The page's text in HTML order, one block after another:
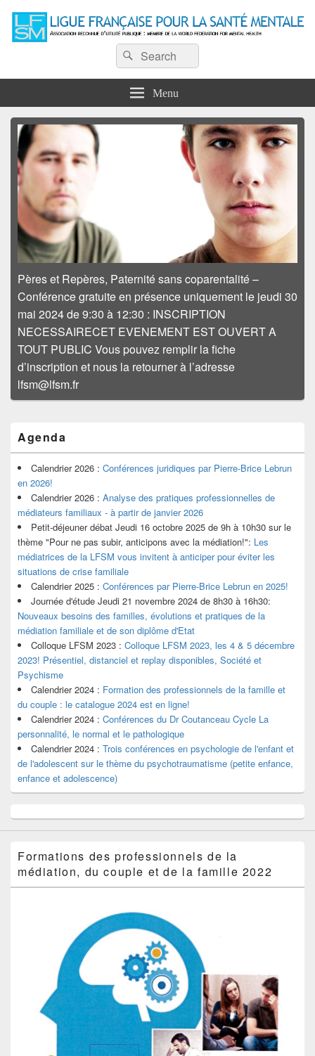
Ligue Française pour la Santé
Mentale
Association reconnue d'utilité publique : Membre de la World Federation for
Mental Health
Recherche :
Rechercher
Menu
Pères et Repères, Paternité sans coparentalité –
Conférence gratuite en présence uniquement le jeudi 30
mai 2024 de 9:30 à 12:30 : INSCRIPTION
NECESSAIRECET EVENEMENT EST OUVERT A
TOUT PUBLIC Vous pouvez remplir la fiche
d’inscription et nous la retourner à l’adresse
lfsm@lfsm.fr
principale
de
widget
pour
latérale
Agenda
Calendrier 2026 : Conférences juridiques par Pierre-Brice Lebrun
en 2026!
Calendrier 2026 : Analyse des pratiques professionnelles de
médiateurs familiaux - à partir de janvier 2026
Petit-déjeuner débat Jeudi 16 octobre 2025 de 9h à 10h30 sur le
thème "Pour ne pas subir, anticipons avec la médiation!": Les
médiatrices de la LFSM vous invitent à anticiper pour éviter les
situations de crise familiale
Calendrier 2025 : Conférences par Pierre-Brice Lebrun en 2025!
Journée d'étude Jeudi 21 novembre 2024 de 8h30 à 16h30:
Nouveaux besoins des familles, évolutions et pratiques de la
médiation familiale et de son diplôme d'Etat
Colloque LFSM 2023 : Colloque LFSM 2023, les 4 & 5 décembre
2023! Présentiel, distanciel et replay disponibles, Société et
Psychisme
Calendrier 2024 : Formation des professionnels de la famille et
du couple : le catalogue 2024 est en ligne!
Calendrier 2024 : Conférences du Dr Coutanceau Cycle La
personnalité, le normal et le pathologique
Calendrier 2024 : Trois conférences en psychologie de l'enfant et
de l'adolescent sur le thème du psychotraumatisme (petite enfance,
enfance et adolescence)
Formations des professionnels de la
médiation, du couple et de la famille 2022